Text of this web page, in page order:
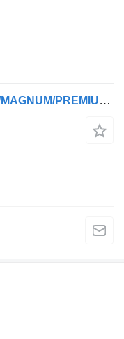
5010468579 branik za Renault AE/MAGNUM/PREMIUM/MIDLUM/MAJOR/MIDDLE/KERAX tegljača